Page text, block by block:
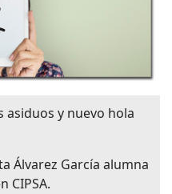
asiduos y nuevo hola
Álvarez García alumna
CIPSA.